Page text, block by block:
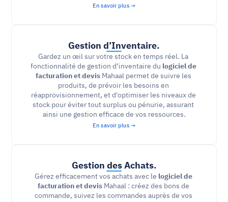
En savoir plus →
Gestion d’Inventaire.
Gardez un œil sur votre stock en temps réel. La
fonctionnalité de gestion d’inventaire du logiciel de
facturation et devis Mahaal permet de suivre les
produits, de prévoir les besoins en
réapprovisionnement, et d'optimiser les niveaux de
stock pour éviter tout surplus ou pénurie, assurant
ainsi une gestion efficace de vos ressources.
En savoir plus →
Gestion des Achats.
Gérez efficacement vos achats avec le logiciel de
facturation et devis Mahaal : créez des bons de
commande, suivez les commandes auprès de vos